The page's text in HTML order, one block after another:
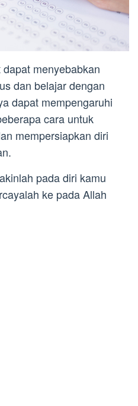
menyebabkan
dan belajar dengan
dapat mempengaruhi
cara untuk
mempersiapkan diri
pada diri kamu
ke pada Allah